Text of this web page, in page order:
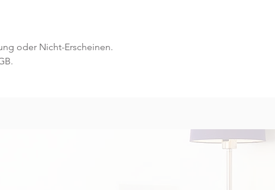
oder Nicht-Erscheinen.